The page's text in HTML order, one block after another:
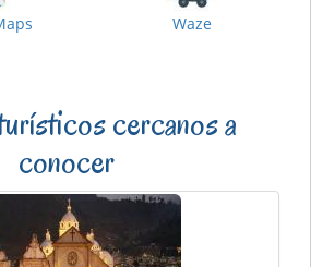
Waze
cercanos a
conocer